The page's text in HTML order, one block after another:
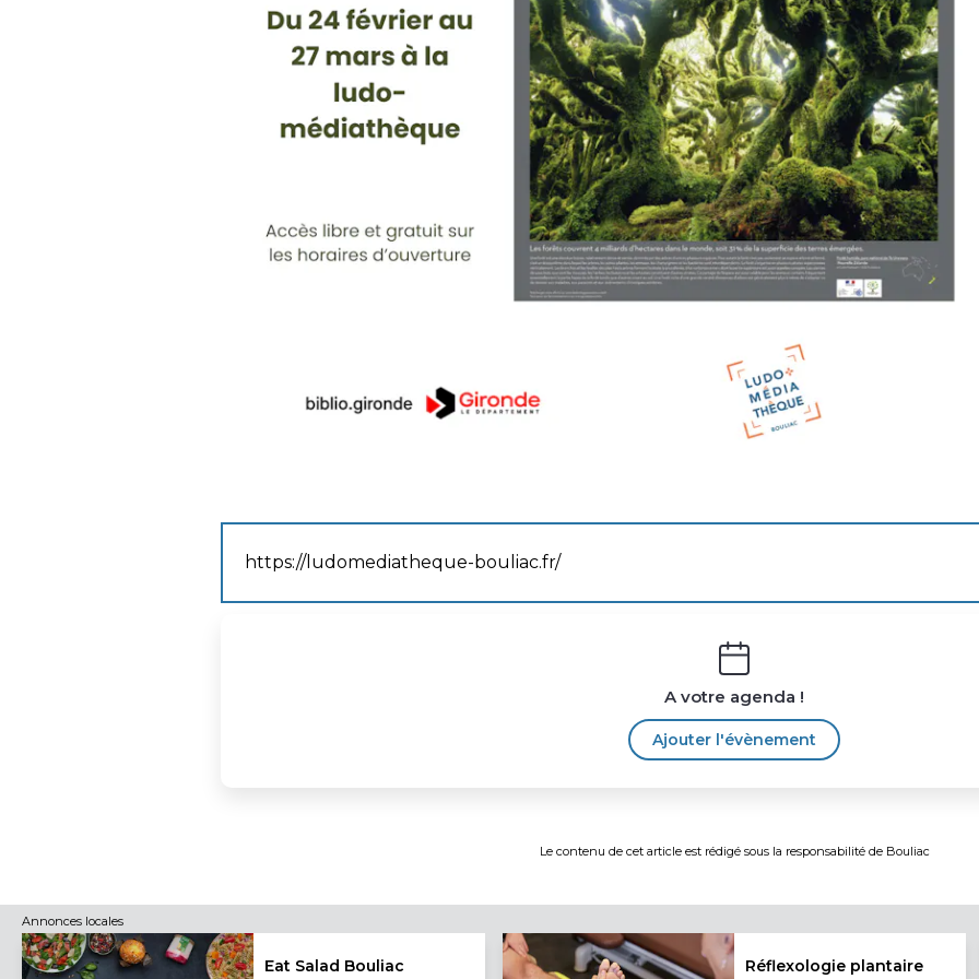
https://ludomediatheque-bouliac.fr/
A votre agenda !
Ajouter l'évènement
Le contenu de cet article est rédigé sous la responsabilité de Bouliac
Annonces locales
Eat Salad Bouliac Réflexologie plantaire